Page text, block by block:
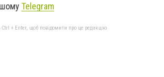
Telegram
+ Enter, щоб повідомити про це редакцію